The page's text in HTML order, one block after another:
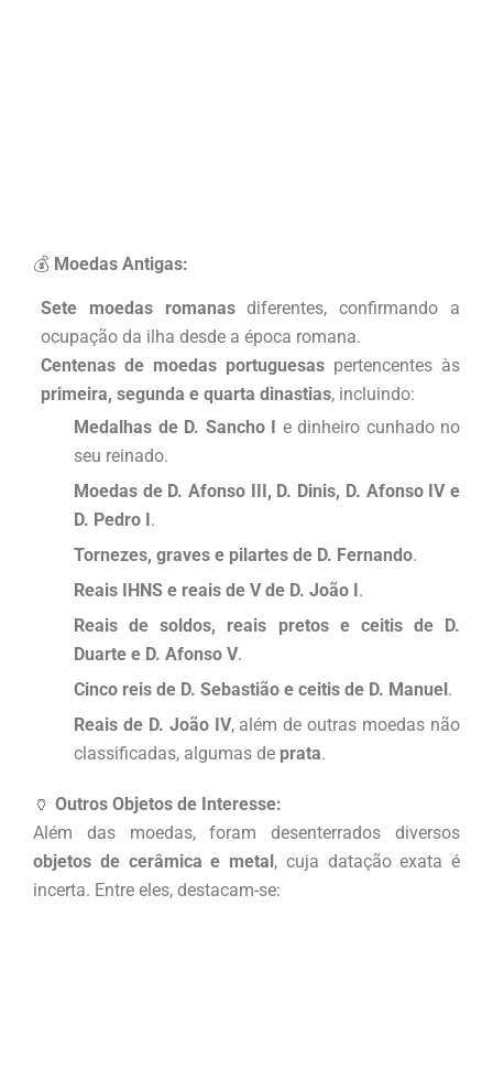
💰 Moedas Antigas:
Sete moedas romanasdiferentes, confirmando a
ocupação da ilha desde a época romana.
Centenas de moedas portuguesas pertencentes às
primeira, segunda e quarta dinastias, incluindo:
Medalhas de D. Sancho I e dinheiro cunhado no
seu reinado.
Moedas de D. Afonso III, D. Dinis, D. Afonso IV e
D. Pedro I.
Tornezes, graves e pilartes de D. Fernando.
Reais IHNS e reais de V de D. João I.
Reais de soldos, reais pretos e ceitis de D.
Duarte e D. Afonso V.
Cinco reis de D. Sebastião e ceitis de D. Manuel.
Reais de D. João IV, além de outras moedas não
classificadas, algumas de prata.
🏺 Outros Objetos de Interesse:
Além das moedas, foram desenterrados diversos
objetos de cerâmica e metal, cuja datação exata é
incerta. Entre eles, destacam-se: